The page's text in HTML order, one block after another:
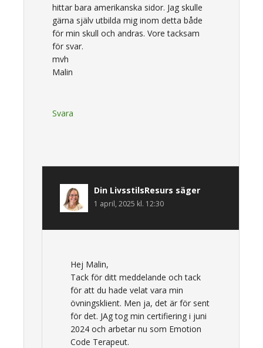
hittar bara amerikanska sidor. Jag skulle
gärna själv utbilda mig inom detta både
för min skull och andras. Vore tacksam
för svar.
mvh
Malin
Svara
Din LivsstilsResurs säger
1 april, 2025 kl. 12:30
Hej Malin,
Tack för ditt meddelande och tack
för att du hade velat vara min
övningsklient. Men ja, det är för sent
för det. JAg tog min certifiering i juni
2024 och arbetar nu som Emotion
Code Terapeut.